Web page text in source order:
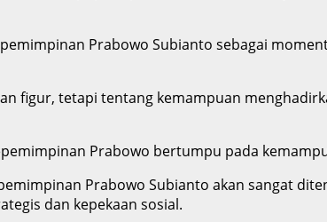
Prabowo Subianto sebagai
figur, tetapi tentang kemampuan
Prabowo bertumpu pada
Prabowo Subianto akan sangat
dan kepekaan sosial.